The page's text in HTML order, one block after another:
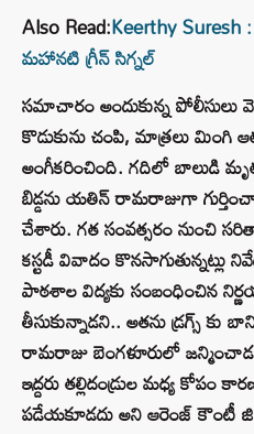
Also Read:Keerthy
మహానటి గ్రీన్ సిగ్నల్
సమాచారం అందుకున్న పోలీసులు
కొడుకును చంపి, మాత్రలు మింగి
అంగీకరించింది. గదిలో బాలుడి
బిడ్డను యతిన్ రామరాజుగా
చేశారు. గత సంవత్సరం నుంచి
కస్టడీ వివాదం కొనసాగుతున్నట్లు
పాఠశాల విద్యకు సంబంధించిన
తీసుకున్నాడని.. అతను డ్రగ్స్
రామరాజు బెంగళూరులో
ఇద్దరు తల్లిదండ్రుల మధ్య
పడేయకూడదు అని ఆరెంజ్ కౌంటీ